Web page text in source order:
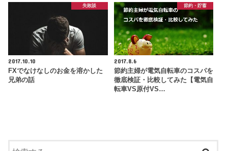
失敗談
2017.10.10
FXでなけなしのお金を溶かした
兄弟の話
節約・貯蓄
2017.8.6
節約主婦が電気自転車のコスパを
徹底検証・比較してみた【電気自
転車VS原付VS…